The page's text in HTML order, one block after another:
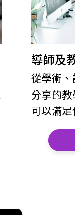
導師及
從學術
分享的
可以滿